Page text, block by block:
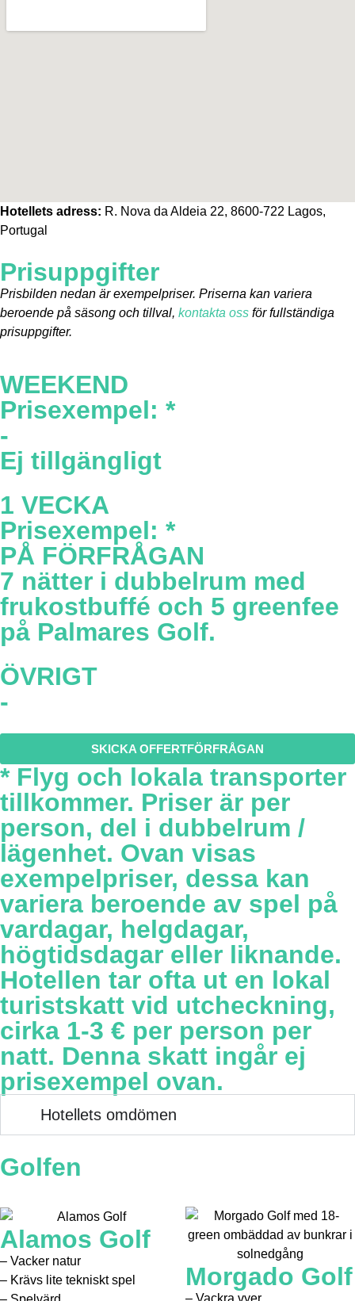
Hotellets adress: R. Nova da Aldeia 22, 8600-722 Lagos,
Portugal
Prisuppgifter
Prisbilden nedan är exempelpriser. Priserna kan variera
beroende på säsong och tillval, kontakta oss för fullständiga
prisuppgifter.
WEEKEND
Prisexempel: *
-
Ej tillgängligt
1 VECKA
Prisexempel: *
PÅ FÖRFRÅGAN
7 nätter i dubbelrum med
frukostbuffé och 5 greenfee
på Palmares Golf.
ÖVRIGT
-
SKICKA OFFERTFÖRFRÅGAN
* Flyg och lokala transporter
tillkommer. Priser är per
person, del i dubbelrum /
lägenhet. Ovan visas
exempelpriser, dessa kan
variera beroende av spel på
vardagar, helgdagar,
högtidsdagar eller liknande.
Hotellen tar ofta ut en lokal
turistskatt vid utcheckning,
cirka 1-3 € per person per
natt. Denna skatt ingår ej
prisexempel ovan.
Hotellets omdömen
Golfen
Alamos Golf
– Vacker natur
– Krävs lite tekniskt spel
Morgado Golf